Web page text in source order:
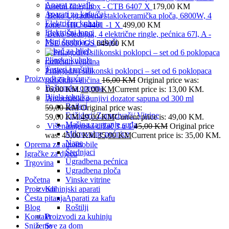
Aparat za vafle
Aparati za kafu/čaj
Električna kuhala
Električni lonci
Mini štednjaci i pekači
Pekač za hljeb
Plinska kuhala
Tosteri i roštilji
Proizvodi za kuću
Baštenska oprema
Bijela tehnika
Bojleri
Frižideri/ Zamrzivači/ Vitrine
Mašina za pranje suđa
Mikrovalne pećnice
Nape
Štednjaci
Ugradbena pećnica
Ugradbena ploča
Vinske vitrine
Kuhinjski aparati
Aparati za kafu
Roštilji
Proizvodi za kuhinju
Sve za dom
kasetni filter,Inox - CTB 6407 X 179,00 KM
Beko Ugradbena staklokeramička ploča, 6800W, 4
zone - HIC 64401 -1 X 499,00 KM
Beko Štednjak, 4 električne ringle, pećnica 67l, A -
FSE 66000 GS649,00 KM
Prilagodivi silikonski poklopci – set od 6 poklopaca
različitih veličina 16,00KM Original price was:
16,00 KM.13,00KMCurrent price is: 13,00 KM.
Automatski punjivi dozator sapuna od 300 ml
59,00KM Original price was:
59,00 KM.49,00KMCurrent price is: 49,00 KM.
Višenamjenski držač 3 u 145,00KM Original price
was: 45,00 KM.35,00KMCurrent price is: 35,00 KM.
Oprema za automobile
Igračke za djecu
Trgovina
Početna
Proizvodi
Česta pitanja
Blog
Kontakt
Sniženje